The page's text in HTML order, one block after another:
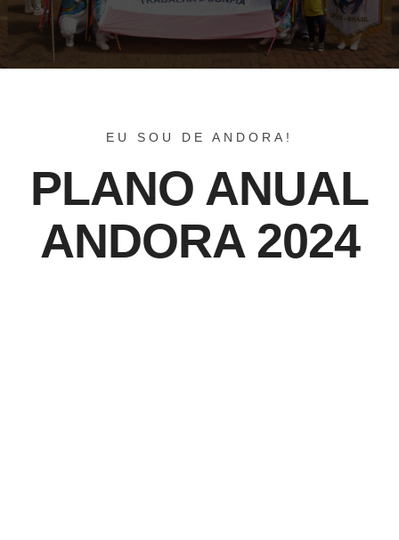
EU SOU DE ANDORA!
PLANO ANUAL
ANDORA 2024